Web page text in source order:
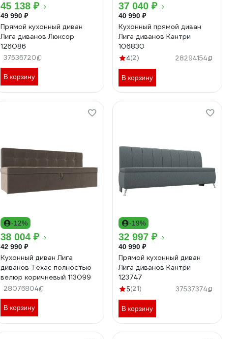
45 138 ₽
49 990 ₽
Прямой кухонный диван
Лига диванов Люксор
126086
37536720
В корзину
37 040 ₽
40 990 ₽
Кухонный прямой диван
Лига диванов Кантри
106830
4(2) 28294154
В корзину
-12%
38 004 ₽
42 990 ₽
Кухонный диван Лига
диванов Техас полностью
велюр коричневый 113099
28076804
В корзину
-19%
32 997 ₽
40 990 ₽
Прямой кухонный диван
Лига диванов Кантри
123747
5(21) 37537374
В корзину